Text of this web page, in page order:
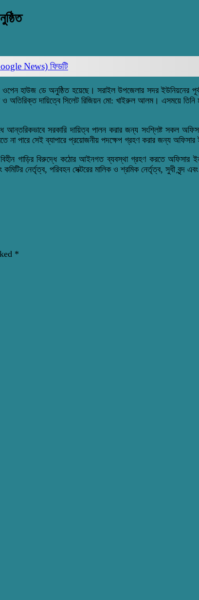
News) ফিডটি
ওপেন হাউজ ডে অনুষ্ঠিত হয়েছে। সরাইল উপজেলার সদর ইউনিয়নের
অতিরিক্ত দায়িত্বে সিলেট রিজিয়ন মো: খাইরুল আলম। এসময়ে
আন্তরিকভাবে সরকারি দায়িত্ব পালন করার জন্য সংশ্লিষ্ট সকল
না পারে সেই ব্যাপারে প্রয়োজনীয় পদক্ষেপ গ্রহণ করার জন্য অফিসার
গাড়ির বিরুদ্ধে কঠোর আইনগত ব্যবস্থা গ্রহণ করতে অফিসার
নের্তৃত্ব, পরিবহন সেক্টরের মালিক ও শ্রমিক নের্তৃত্ব, সুধী বৃন্দ
*